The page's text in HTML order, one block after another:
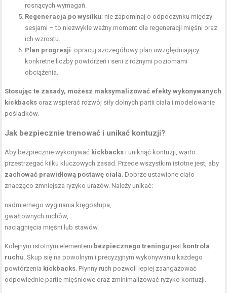
rosnących wymagań.
Regeneracja po wysiłku: nie zapominaj o odpoczynku między
sesjami – to niezwykle ważny moment dla regeneracji mięśni oraz
ich wzrostu.
Plan progresji: opracuj szczegółowy plan uwzględniający
konkretne liczby powtórzeń i serii z różnymi poziomami
obciążenia.
Stosując te zasady, możesz maksymalizować efekty wykonywanych
kickbacks oraz wspierać rozwój siły dolnych partii ciała i modelowanie
pośladków.
Jak bezpiecznie trenować i unikać kontuzji?
Aby bezpiecznie wykonywać kickbacks i uniknąć kontuzji, warto
przestrzegać kilku kluczowych zasad. Przede wszystkim istotne jest, aby
zachować prawidłową postawę ciała . Dobrze ustawione ciało
znacząco zmniejsza ryzyko urazów. Należy unikać:
nadmiernego wyginania kręgosłupa,
gwałtownych ruchów,
naciągnięcia mięśni lub stawów.
Kolejnym istotnym elementem bezpiecznego treningu jest kontrola
ruchu . Skup się na powolnym i precyzyjnym wykonywaniu każdego
powtórzenia kickbacks . Płynny ruch pozwoli lepiej zaangażować
odpowiednie partie mięśniowe oraz zminimalizować ryzyko kontuzji.